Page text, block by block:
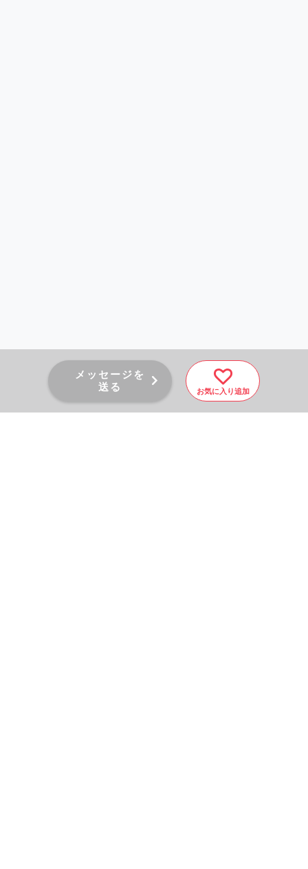
メッセージを
送る
お気に入り追加